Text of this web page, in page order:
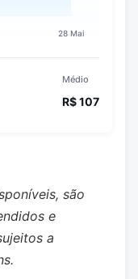
Médio
R$ 107
são
e
a